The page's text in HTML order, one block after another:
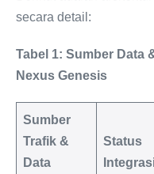
secara detail:
Tabel 1: Sumber Data
Nexus Genesis
Sumber
Trafik &
Data
Status